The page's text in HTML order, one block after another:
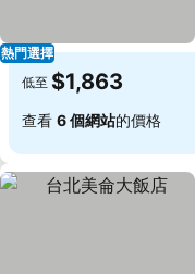
熱門選擇
低至 $1,863
查看 6 個網站的價格